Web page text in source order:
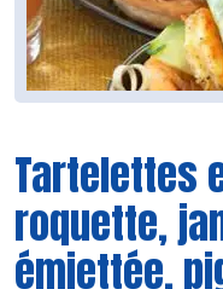
Tartelettes
roquette,
émiettée,